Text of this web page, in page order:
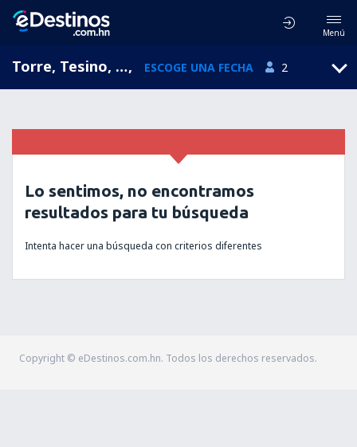
Menú
Torre, Tesino, Suiza, ESCOGE UNA FECHA 2
Lo sentimos, no encontramos
resultados para tu búsqueda
Intenta hacer una búsqueda con criterios diferentes
Copyright © eDestinos.com.hn. Todos los derechos reservados.